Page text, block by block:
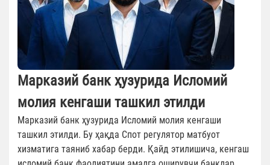
Марказий банк ҳузурида Исломий
молия кенгаши ташкил этилди
Марказий банк ҳузурида Исломий молия кенгаши
ташкил этилди. Бу ҳақда Спот регулятор матбуот
хизматига таяниб хабар берди. Қайд этилишича, кенгаш